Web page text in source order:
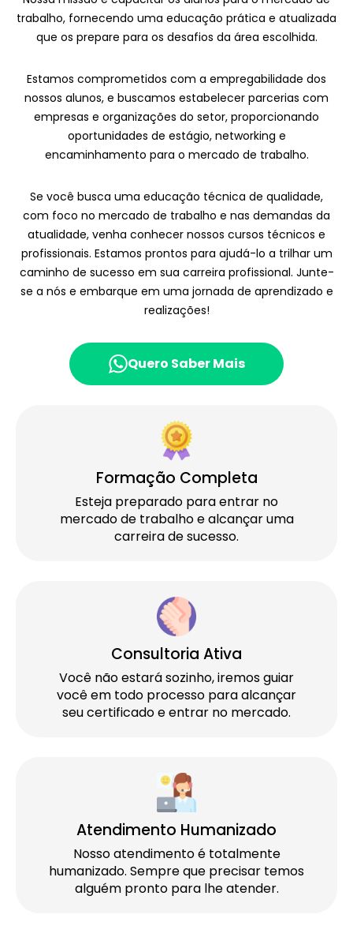
trabalho, fornecendo uma educação prática e atualizada
que os prepare para os desafios da área escolhida.
Estamos comprometidos com a empregabilidade dos
nossos alunos, e buscamos estabelecer parcerias com
empresas e organizações do setor, proporcionando
oportunidades de estágio, networking e
encaminhamento para o mercado de trabalho.
Se você busca uma educação técnica de qualidade,
com foco no mercado de trabalho e nas demandas da
atualidade, venha conhecer nossos cursos técnicos e
profissionais. Estamos prontos para ajudá-lo a trilhar um
caminho de sucesso em sua carreira profissional. Junte-
se a nós e embarque em uma jornada de aprendizado e
realizações!
Quero Saber Mais
Formação Completa
Esteja preparado para entrar no
mercado de trabalho e alcançar uma
carreira de sucesso.
Consultoria Ativa
Você não estará sozinho, iremos guiar
você em todo processo para alcançar
seu certificado e entrar no mercado.
Atendimento Humanizado
Nosso atendimento é totalmente
humanizado. Sempre que precisar temos
alguém pronto para lhe atender.